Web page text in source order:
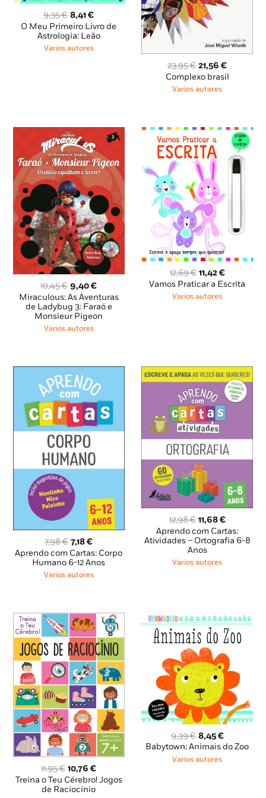
9,35€ O
preço
original
era:
8,41€O
preço
atual
é:
O Meu Primeiro Livro de
Astrologia: Leão
Varios autores
23,95€ O
preço
original
21,56€O
preço
Complexo brasil
Varios autores
10,45€ O
preço
original
era:
10,45 €.
9,40€O
preço
atual
é:
Miraculous: As Aventuras
de Ladybug 3: Faraó e
Monsieur Pigeon
Varios autores
12,69€ O
preço
original
11,42€O
preço
Vamos Praticar a Escrita
Varios autores
7,98€ O
preço
original
era:
7,18€O
preço
atual
é:
Aprendo com Cartas: Corpo
Humano 6-12 Anos
Varios autores
12,98€ O
preço
original
era:
12,98 €.
11,68€O
preço
atual
Aprendo com Cartas:
Atividades – Ortografia 6-8
Anos
Varios autores
11,95€ O
preço
original
10,76€O
preço
Treina o Teu Cérebro! Jogos
de Raciocínio
9,39€ O
preço
original
8,45€O
preço
Babytown: Animais do Zoo
Varios autores